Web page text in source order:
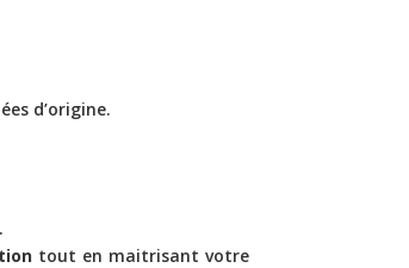
d’origine.
tout en maitrisant votre